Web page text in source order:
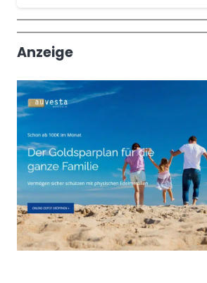
Trendthemen
Anzeige